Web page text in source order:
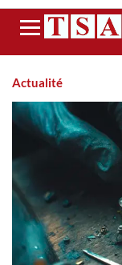
Menu
Actualité